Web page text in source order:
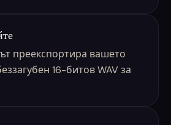
преекспортира вашето
16-битов WAV за